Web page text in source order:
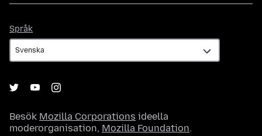
Språk
Besök Mozilla Corporations ideella
moderorganisation, Mozilla Foundation.